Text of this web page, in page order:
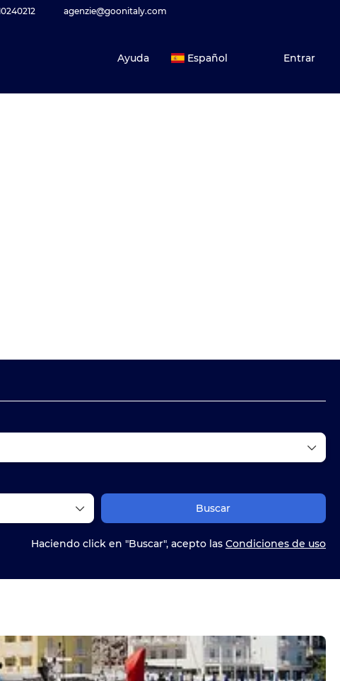
agenzie@goonitaly.com
Ayuda Español Entrar
Buscar
Haciendo click en "Buscar", acepto las Condiciones de uso